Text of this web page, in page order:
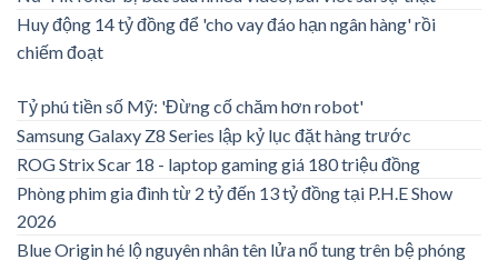
Huy động 14 tỷ đồng để 'cho vay đáo hạn ngân hàng' rồi
chiếm đoạt
Tỷ phú tiền số Mỹ: 'Đừng cố chăm hơn robot'
Samsung Galaxy Z8 Series lập kỷ lục đặt hàng trước
ROG Strix Scar 18 - laptop gaming giá 180 triệu đồng
Phòng phim gia đình từ 2 tỷ đến 13 tỷ đồng tại P.H.E Show
2026
Blue Origin hé lộ nguyên nhân tên lửa nổ tung trên bệ phóng